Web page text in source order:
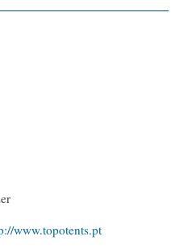
www.topotents.pt